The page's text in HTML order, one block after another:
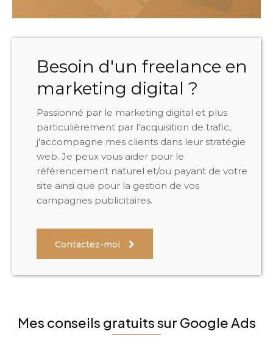
Besoin d'un freelance en
marketing digital ?
Passionné par le marketing digital et plus
particulièrement par l'acquisition de trafic,
j'accompagne mes clients dans leur stratégie
web. Je peux vous aider pour le
référencement naturel et/ou payant de votre
site ainsi que pour la gestion de vos
campagnes publicitaires.
Contactez-moi
Mes conseils gratuits sur Google Ads